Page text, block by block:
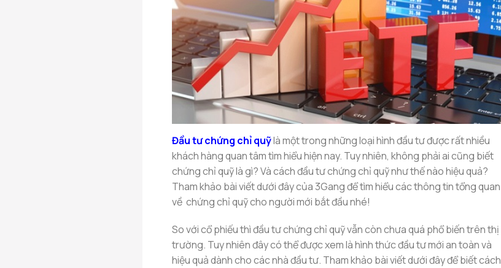
Đầu tư chứng chỉ quỹlà một trong những loại hình đầu tư được rất nhiều
khách hàng quan tâm tìm hiểu hiện nay. Tuy nhiên, không phải ai cũng biết
chứng chỉ quỹ là gì? Và cách đầu tư chứng chỉ quỹ như thế nào hiệu quả?
Tham khảo bài viết dưới đây của 3Gang để tìm hiểu các thông tin tổng quan
về chứng chỉ quỹ cho người mới bắt đầu nhé!
So với cổ phiếu thì đầu tư chứng chỉ quỹ vẫn còn chưa quá phổ biến trên thị
trường. Tuy nhiên đây có thể được xem là hình thức đầu tư mới an toàn và
hiệu quả dành cho các nhà đầu tư. Tham khảo bài viết dưới đây để biết cách